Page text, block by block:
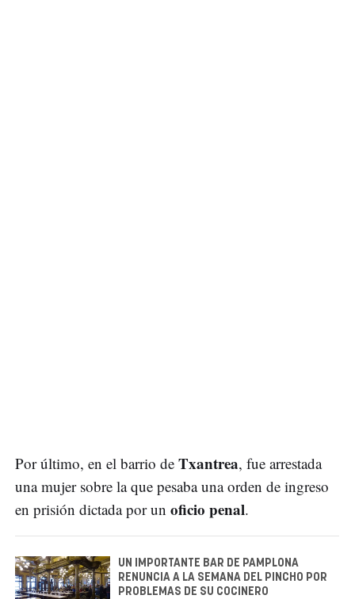
Por último, en el barrio de Txantrea, fue arrestada
una mujer sobre la que pesaba una orden de ingreso
en prisión dictada por un oficio penal.
UN IMPORTANTE BAR DE PAMPLONA
RENUNCIA A LA SEMANA DEL PINCHO POR
PROBLEMAS DE SU COCINERO